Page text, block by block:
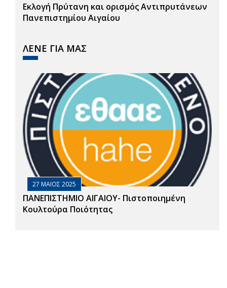
Εκλογή Πρύτανη και ορισμός Αντιπρυτάνεων
Πανεπιστημίου Αιγαίου
ΛΕΝΕ ΓΙΑ ΜΑΣ
27 ΜΑΙΟΣ 2025
ΠΑΝΕΠΙΣΤΗΜΙΟ ΑΙΓΑΙΟΥ- Πιστοποιημένη
Κουλτούρα Ποιότητας